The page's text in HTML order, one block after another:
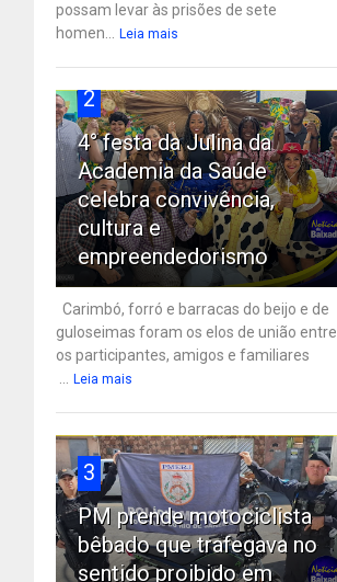
possam levar às prisões de sete
homen... Leia mais
2
4° festa da Julina da
Academia da Saúde
celebra convivência,
cultura e
empreendedorismo
Carimbó, forró e barracas do beijo e de
guloseimas foram os elos de união entre
os participantes, amigos e familiares
... Leia mais
3
PM prende motociclista
bêbado que trafegava no
sentido proibido em